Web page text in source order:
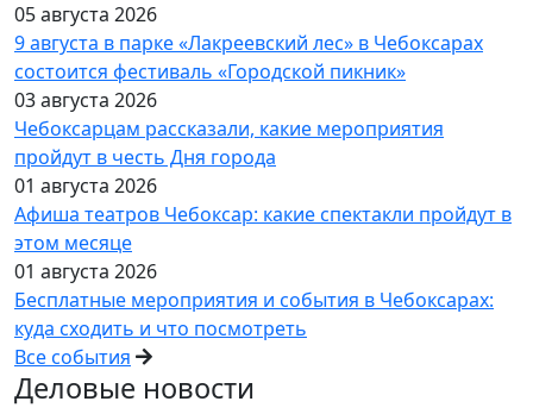
05 августа 2026
9 августа в парке «Лакреевский лес» в Чебоксарах
состоится фестиваль «Городской пикник»
03 августа 2026
Чебоксарцам рассказали, какие мероприятия
пройдут в честь Дня города
01 августа 2026
Афиша театров Чебоксар: какие спектакли пройдут в
этом месяце
01 августа 2026
Бесплатные мероприятия и события в Чебоксарах:
куда сходить и что посмотреть
Все события
Деловые новости